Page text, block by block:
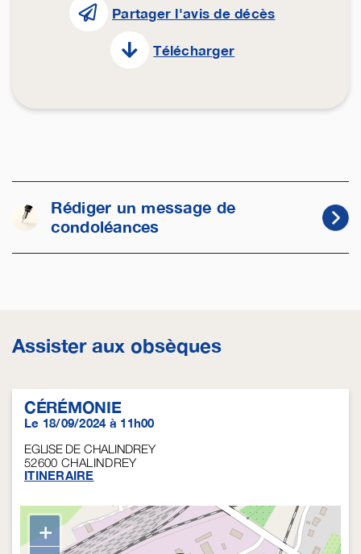
Partager l'avis de décès
Télécharger
Rédiger un message de
condoléances
Assister aux obsèques
CÉRÉMONIE
Le 18/09/2024 à 11h00
EGLISE DE CHALINDREY
52600 CHALINDREY
ITINERAIRE
+